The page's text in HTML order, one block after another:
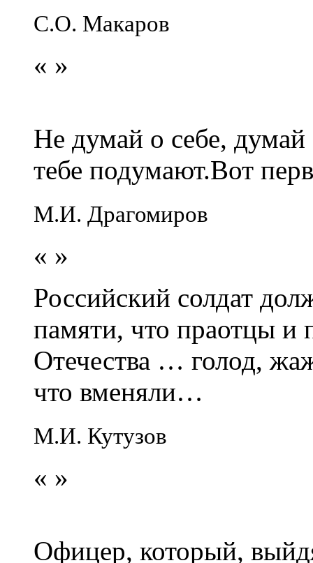
С.О. Макаров
« »
Не думай о себе,
тебе подумают.Вот
М.И. Драгомиров
« »
Российский солдат
памяти, что праотцы и
Отечества … голод,
что вменяли…
М.И. Кутузов
« »
Офицер, который,